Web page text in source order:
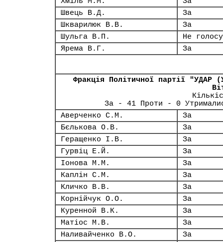
Швець В.Д.
За
Шкварилюк В.В.
За
Шульга В.П.
Не
Ярема В.Г.
За
Фракція Політичної партії "УДАР
За - 41 Проти - 0
Аверченко С.М.
За
Бєлькова О.В.
За
Геращенко І.В.
За
Гурвіц Е.Й.
За
Іонова М.М.
За
Каплін С.М.
За
Кличко В.В.
За
Корнійчук О.О.
За
Куренной В.К.
За
Матіос М.В.
За
Наливайченко В.О.
За